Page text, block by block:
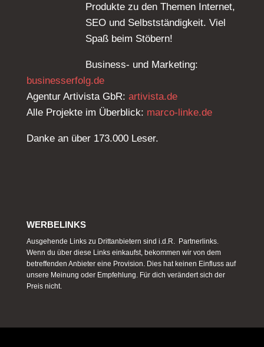
Produkte zu den Themen Internet,
SEO und Selbstständigkeit. Viel
Spaß beim Stöbern!
Business- und Marketing:
businesserfolg.de
Agentur Artivista GbR: artivista.de
Alle Projekte im Überblick: marco-linke.de
Danke an über 173.000 Leser.
WERBELINKS
Ausgehende Links zu Drittanbietern sind i.d.R. Partnerlinks.
Wenn du über diese Links einkaufst, bekommen wir von dem
betreffenden Anbieter eine Provision. Dies hat keinen Einfluss auf
unsere Meinung oder Empfehlung. Für dich verändert sich der
Preis nicht.